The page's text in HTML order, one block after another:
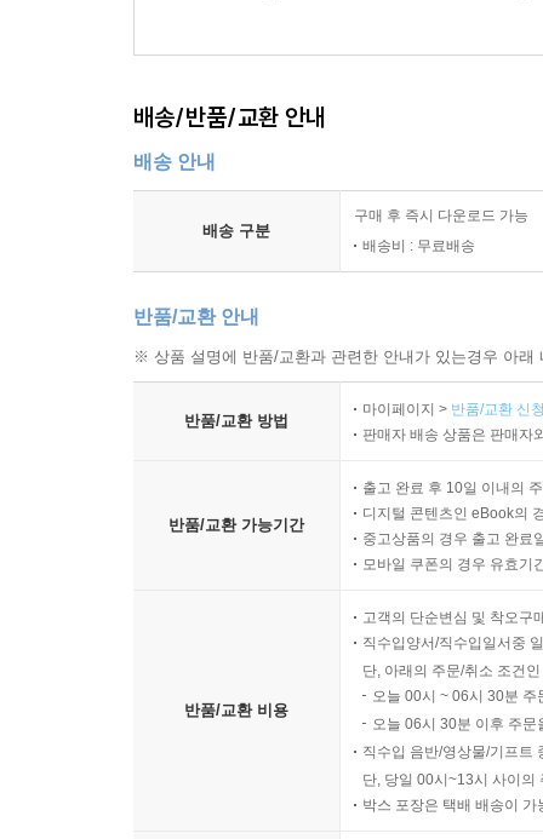
배송/반품/교환 안내
배송 안내
배송 구분
구매 후 즉시 다운로드 가능
배송비 : 무료배송
반품/교환 안내
※ 상품 설명에 반품/교환과 관련한 안내가 있는경우 아
반품/교환 방법
마이페이지 > 반품/교환 신
판매자 배송 상품은 판매자
반품/교환 가능기간
출고 완료 후 10일 이내의
디지털 콘텐츠인 eBook의
중고상품의 경우 출고 완료
모바일 쿠폰의 경우 유효기
반품/교환 비용
고객의 단순변심 및 착오구
직수입양서/직수입일서중
단, 아래의 주문/취소 조건
오늘 00시 ~ 06시 30분
오늘 06시 30분 이후 주
직수입 음반/영상물/기프트
단, 당일 00시~13시 사이의
박스 포장은 택배 배송이